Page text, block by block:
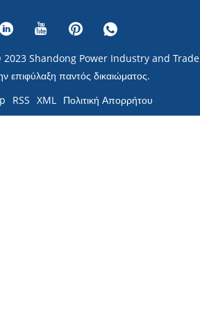
© 2023 Shandong Power Industry and Trade
επιφύλαξη παντός δικαιώματος.
RSS XML Πολιτική Απορρήτου